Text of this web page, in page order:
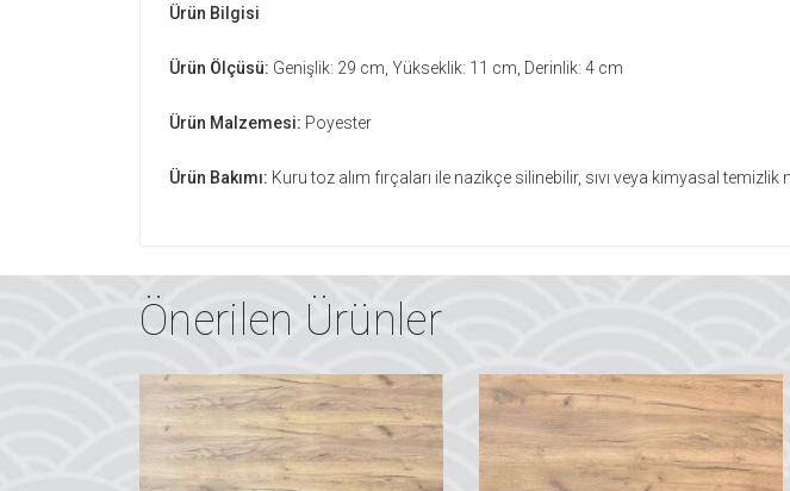
Ürün Bilgisi
Ürün Ölçüsü: Genişlik: 29 cm, Yükseklik: 11 cm, Derinlik: 4 cm
Ürün Malzemesi: Poyester
Ürün Bakımı: Kuru toz alım fırçaları ile nazikçe silinebilir, sıvı veya kimyasal temizlik
Önerilen Ürünler